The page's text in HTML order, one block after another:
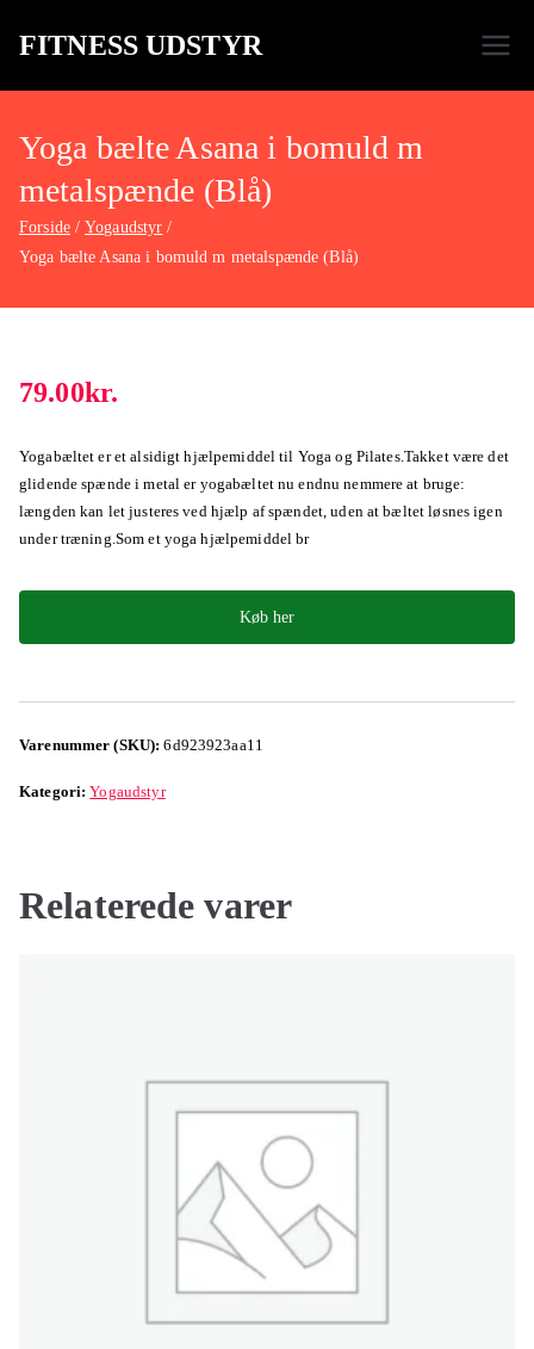
FITNESS UDSTYR
Yoga bælte Asana i bomuld m
metalspænde (Blå)
Forside
Yogaudstyr
Yoga bælte Asana i bomuld m metalspænde (Blå)
79.00kr.
Yogabæltet er et alsidigt hjælpemiddel til Yoga og Pilates.Takket være det
glidende spænde i metal er yogabæltet nu endnu nemmere at bruge:
længden kan let justeres ved hjælp af spændet, uden at bæltet løsnes igen
under træning.Som et yoga hjælpemiddel br
Køb her
Varenummer (SKU):6d923923aa11
Kategori:Yogaudstyr
Relaterede varer